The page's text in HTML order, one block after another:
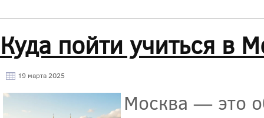
Куда пойти учиться в
19 марта 2025
Москва — это